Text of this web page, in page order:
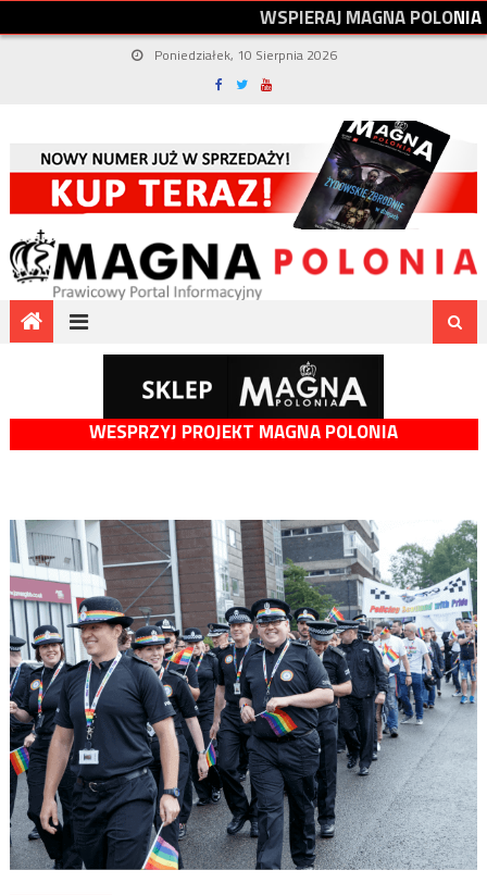
WSPIERAJMAGNAPOLONIA
Poniedziałek, 10 Sierpnia 2026
WESPRZYJ PROJEKT MAGNA POLONIA